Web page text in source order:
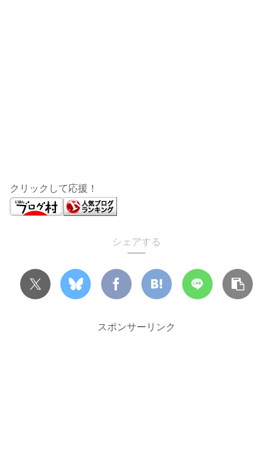
クリックして応援！
シェアする
スポンサーリンク